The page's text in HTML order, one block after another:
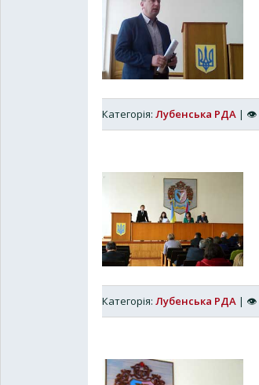
Категорія: Лубенська РДА | 👁
Категорія: Лубенська РДА | 👁